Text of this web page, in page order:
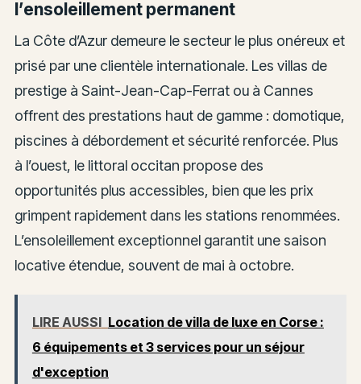
l’ensoleillement permanent
La Côte d’Azur demeure le secteur le plus onéreux et
prisé par une clientèle internationale. Les villas de
prestige à Saint-Jean-Cap-Ferrat ou à Cannes
offrent des prestations haut de gamme : domotique,
piscines à débordement et sécurité renforcée. Plus
à l’ouest, le littoral occitan propose des
opportunités plus accessibles, bien que les prix
grimpent rapidement dans les stations renommées.
L’ensoleillement exceptionnel garantit une saison
locative étendue, souvent de mai à octobre.
LIRE AUSSI Location de villa de luxe en Corse :
6 équipements et 3 services pour un séjour
d'exception